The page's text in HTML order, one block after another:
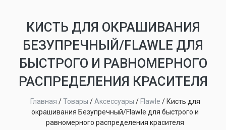
КИСТЬ ДЛЯ ОКРАШИВАНИЯ
БЕЗУПРЕЧНЫЙ/FLAWLE ДЛЯ
БЫСТРОГО И РАВНОМЕРНОГО
РАСПРЕДЕЛЕНИЯ КРАСИТЕЛЯ
Главная /Товары /Аксессуары / Flawle / Кисть для
окрашивания Безупречный/Flawle для быстрого и
равномерного распределения красителя